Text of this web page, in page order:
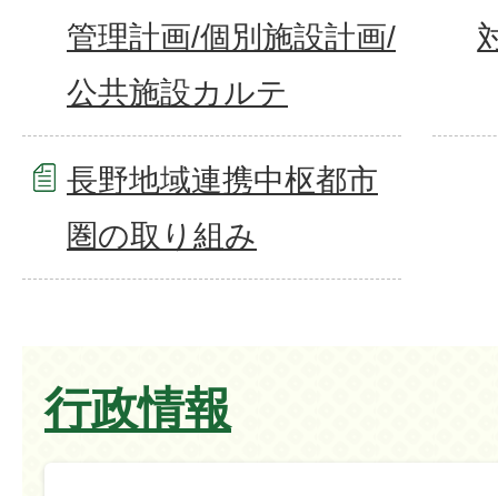
管理計画/個別施設計画/
公共施設カルテ
長野地域連携中枢都市
圏の取り組み
行政情報